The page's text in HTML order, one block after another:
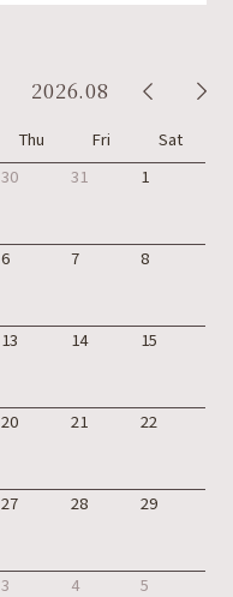
2026.08
Thu Fri
Sat
30 31 1
6 7 8
13 14 15
20 21 22
27 28 29
3 4 5